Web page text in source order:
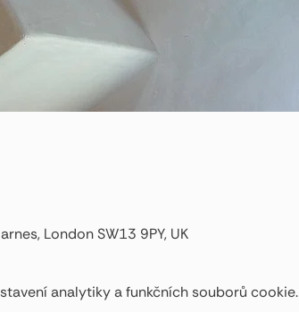
London SW13 9PY, UK
analytiky a funkčních souborů cookie.